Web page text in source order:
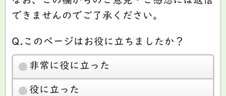
できませんのでご了承ください。
Q.このページはお役に立ちましたか？
非常に役に立った
役に立った